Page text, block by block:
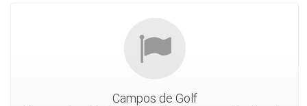
Campos de Golf